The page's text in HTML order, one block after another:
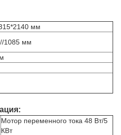
мм
1085 мм
Мотор переменного тока 48 Вт/5
КВт